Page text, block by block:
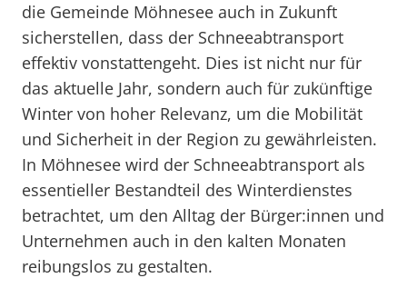
die Gemeinde Möhnesee auch in Zukunft
sicherstellen, dass der Schneeabtransport
effektiv vonstattengeht. Dies ist nicht nur für
das aktuelle Jahr, sondern auch für zukünftige
Winter von hoher Relevanz, um die Mobilität
und Sicherheit in der Region zu gewährleisten.
In Möhnesee wird der Schneeabtransport als
essentieller Bestandteil des Winterdienstes
betrachtet, um den Alltag der Bürger:innen und
Unternehmen auch in den kalten Monaten
reibungslos zu gestalten.